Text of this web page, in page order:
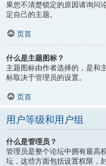
果您不清楚锁定的原因请询问
定自己的主题。
页首
什么是主题图标？
主题图标由作者选择的，是和
标取决于管理员的设置。
页首
用户等级和用户组
什么是管理员？
管理员是整个论坛中拥有最高
坛，这些方面包括设置权限，